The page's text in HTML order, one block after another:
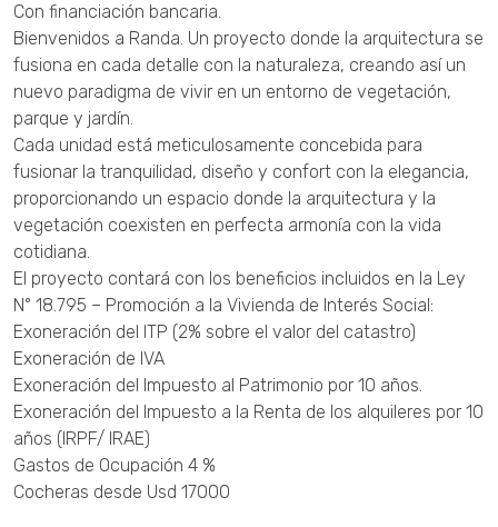
Con financiación bancaria.
Bienvenidos a Randa. Un proyecto donde la arquitectura se
fusiona en cada detalle con la naturaleza, creando así un
nuevo paradigma de vivir en un entorno de vegetación,
parque y jardín.
Cada unidad está meticulosamente concebida para
fusionar la tranquilidad, diseño y confort con la elegancia,
proporcionando un espacio donde la arquitectura y la
vegetación coexisten en perfecta armonía con la vida
cotidiana.
El proyecto contará con los beneficios incluidos en la Ley
N° 18.795 – Promoción a la Vivienda de Interés Social:
Exoneración del ITP (2% sobre el valor del catastro)
Exoneración de IVA
Exoneración del Impuesto al Patrimonio por 10 años.
Exoneración del Impuesto a la Renta de los alquileres por 10
años (IRPF/ IRAE)
Gastos de Ocupación 4 %
Cocheras desde Usd 17000